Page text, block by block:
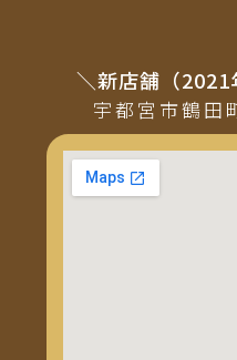
＼新店舗（
宇都宮市鶴田